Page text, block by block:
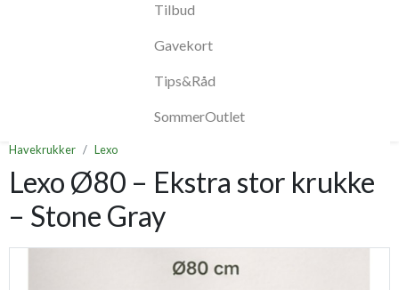
Tilbud
Gavekort
Tips&Råd
SommerOutlet
Havekrukker Lexo
Lexo Ø80 – Ekstra stor krukke
– Stone Gray